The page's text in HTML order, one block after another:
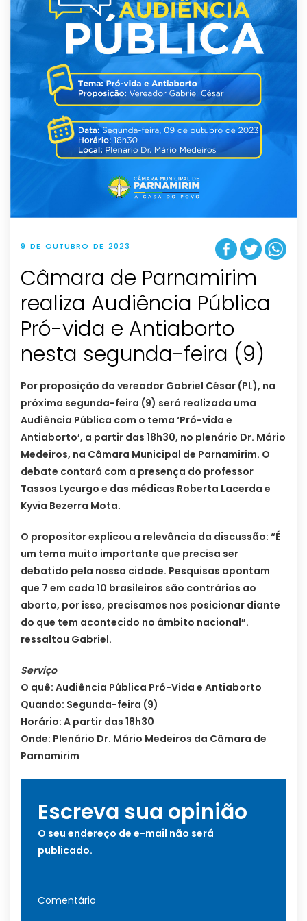
9 DE OUTUBRO DE 2023
Câmara de Parnamirim
realiza Audiência Pública
Pró-vida e Antiaborto
nesta segunda-feira (9)
Por proposição do vereador Gabriel César (PL), na
próxima segunda-feira (9) será realizada uma
Audiência Pública com o tema ‘Pró-vida e
Antiaborto’, a partir das 18h30, no plenário Dr. Mário
Medeiros, na Câmara Municipal de Parnamirim. O
debate contará com a presença do professor
Tassos Lycurgo e das médicas Roberta Lacerda e
Kyvia Bezerra Mota.
O propositor explicou a relevância da discussão: “É
um tema muito importante que precisa ser
debatido pela nossa cidade. Pesquisas apontam
que 7 em cada 10 brasileiros são contrários ao
aborto, por isso, precisamos nos posicionar diante
do que tem acontecido no âmbito nacional”.
ressaltou Gabriel.
Serviço
O quê: Audiência Pública Pró-Vida e Antiaborto
Quando: Segunda-feira (9)
Horário: A partir das 18h30
Onde: Plenário Dr. Mário Medeiros da Câmara de
Parnamirim
Escreva sua opinião
O seu endereço de e-mail não será
publicado.
Comentário